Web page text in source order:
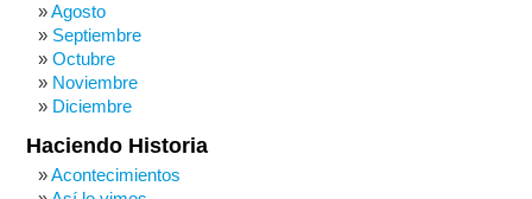
Agosto
Septiembre
Octubre
Noviembre
Diciembre
Haciendo Historia
Acontecimientos